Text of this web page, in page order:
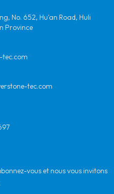
No. 652, Hu'an Road, Huli
Province
tec.com
tec.com
vous et nous vous invitons